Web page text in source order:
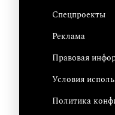
Спецпроекты
Реклама
Правовая
Условия
Политика